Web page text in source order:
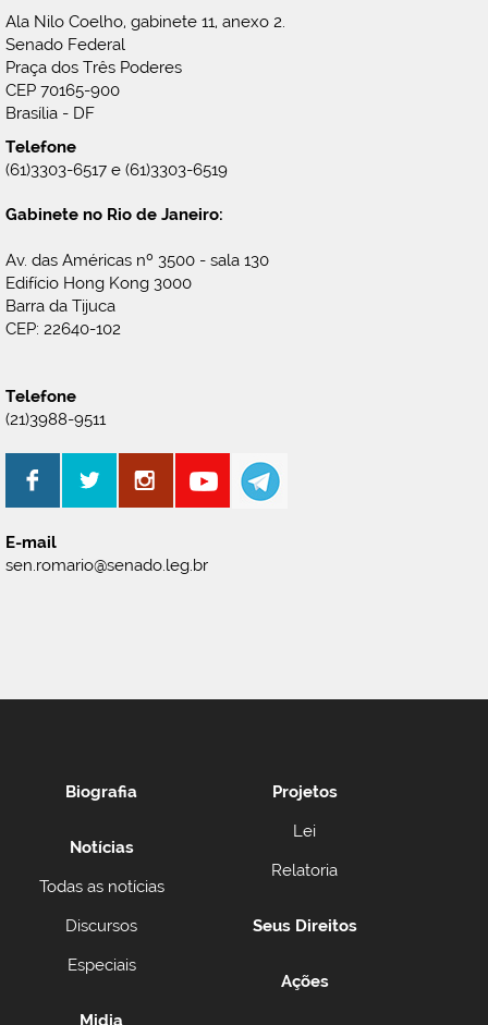
Ala Nilo Coelho, gabinete 11, anexo 2.
Senado Federal
Praça dos Três Poderes
CEP 70165-900
Brasília - DF
Telefone
(61)3303-6517 e (61)3303-6519
Gabinete no Rio de Janeiro:
Av. das Américas nº 3500 - sala 130
Edifício Hong Kong 3000
Barra da Tijuca
CEP: 22640-102
Telefone
(21)3988-9511
E-mail
sen.romario@senado.leg.br
Biografia
Notícias
Todas as notícias
Discursos
Especiais
Midia
Projetos
Lei
Relatoria
Seus Direitos
Ações